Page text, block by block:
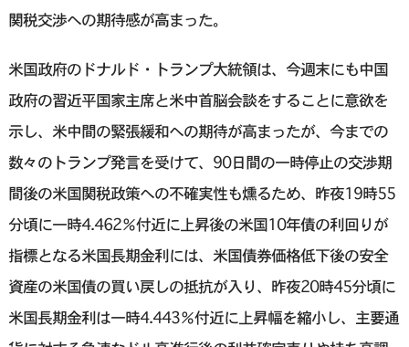
関税交渉への期待感が高まった。
米国政府のドナルド・トランプ大統領は、今週末にも中国
政府の習近平国家主席と米中首脳会談をすることに意欲を
示し、米中間の緊張緩和への期待が高まったが、今までの
数々のトランプ発言を受けて、90日間の一時停止の交渉期
間後の米国関税政策への不確実性も燻るため、昨夜19時55
分頃に一時4.462％付近に上昇後の米国10年債の利回りが
指標となる米国長期金利には、米国債券価格低下後の安全
資産の米国債の買い戻しの抵抗が入り、昨夜20時45分頃に
米国長期金利は一時4.443％付近に上昇幅を縮小し、主要通